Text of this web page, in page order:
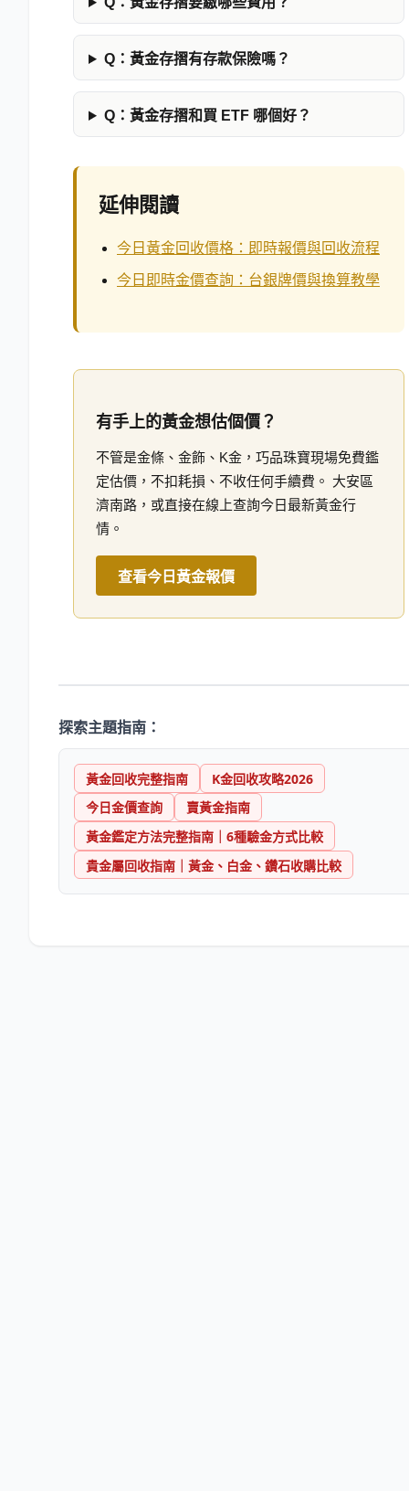
Q： 黃金存摺有存款保險嗎？
Q： 黃金存摺和買 ETF 哪個好？
延伸閱讀
今日黃金回收價格：即時報價與回收流程
今日即時金價查詢：台銀牌價與換算教學
有手上的黃金想估個價？
不管是金條、金飾、K金，巧品珠寶現場免費鑑
定估價，不扣耗損、不收任何手續費。 大安區
濟南路，或直接在線上查詢今日最新黃金行
情。
查看今日黃金報價
探索主題指南：
黃金回收完整指南
K金回收攻略2026
今日金價查詢
賣黃金指南
黃金鑑定方法完整指南｜6種驗金方式比較
貴金屬回收指南｜黃金、白金、鑽石收購比較